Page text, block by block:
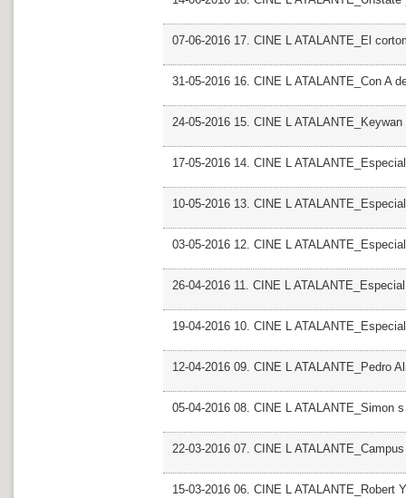
07-06-2016 17. CINE L ATALANTE_El
31-05-2016 16. CINE L ATALANTE_Con A
24-05-2016 15. CINE L
17-05-2016 14. CINE L
10-05-2016 13. CINE L
03-05-2016 12. CINE L
26-04-2016 11. CINE L
19-04-2016 10. CINE L
12-04-2016 09. CINE L ATALANTE_Pedro
05-04-2016 08. CINE L ATALANTE_Simon
22-03-2016 07. CINE L
15-03-2016 06. CINE L ATALANTE_Robert